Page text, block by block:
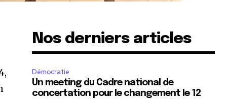
Nos derniers articles
Démocratie
Un meeting du Cadre national de
concertation pour le changement le 12